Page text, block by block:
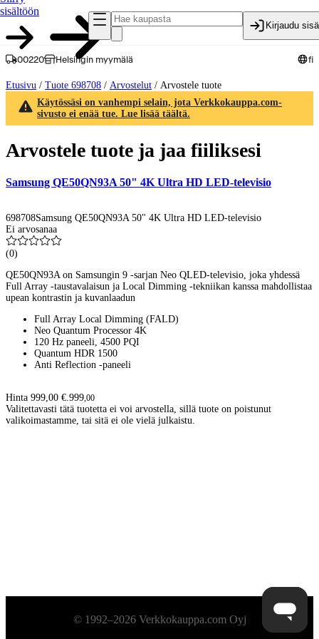
sisältöön
Kirjaudu
00220 Helsingin myymälä fi
Etusivu / Tuote 698708 / Arvostelut / Arvostele tuote
Käytössäsi on vanhempi selain, jota Verkkokauppa.com-
sivusto ei enää tue. Lue lisää täältä.
Arvostele tuote ja jaa fiiliksesi
Samsung QE50QN93A 50" 4K Ultra HD LED-televisio
698708Samsung QE50QN93A 50" 4K Ultra HD LED-televisio
Ei arvosanaa
(0)
QE50QN93A on Samsungin 9 -sarjan Neo QLED-televisio, joka yhdessä
Full Array -taustavalaisun ja Local Dimming -tekniikan kanssa mahdollistaa
upean kontrastin ja kuvanlaadun
Full Array Local Dimming (FALD)
Neo Quantum Processor 4K
120 Hz paneeli, 4500 PQI
Quantum HDR 1500
Anti Reflection -paneeli
Hinta 999,00 €. 999,00
Valitettavasti tätä tuotetta ei voi arvostella, sillä tuote on poistunut
valikoimastamme, tai sitä ei ole vielä julkaistu.
Alatunniste© 1992–2026 Verkkokauppa.com Oyj